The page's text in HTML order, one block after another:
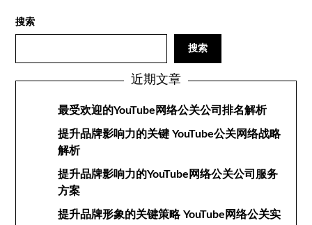
搜索
搜索
近期文章
最受欢迎的YouTube网络公关公司排名解析
提升品牌影响力的关键 YouTube公关网络战略
解析
提升品牌影响力的YouTube网络公关公司服务
方案
提升品牌形象的关键策略 YouTube网络公关实